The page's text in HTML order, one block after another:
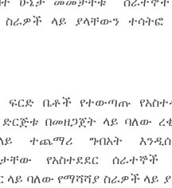
ስራዎች ላይ ያላቸውን ተሳትፎ
ፍርድ ቤቶች የተውጣጡ
ድርጅቱ በመዘጋጀት ላይ ባለው
ተጨማሪ ግብአት
የአስተደደር ሰራተኞች
ላይ ባለው የማሻሻያ ስራዎች ላይ